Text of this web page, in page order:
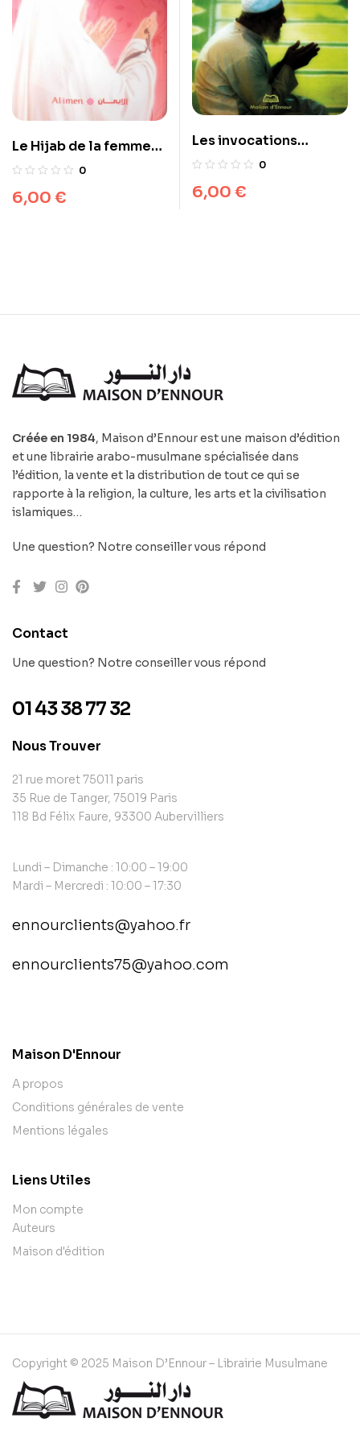
Le Hijab de la femme
musulmane – Nouvelle
et augmentée
0
6,00 €
Les invocations
exaucées 0
6,00 €
Créée en 1984, Maison d’Ennour est une maison d’édition
et une librairie arabo-musulmane spécialisée dans
l’édition, la vente et la distribution de tout ce qui se
rapporte à la religion, la culture, les arts et la civilisation
islamiques…
Une question? Notre conseiller vous répond
Contact
Une question? Notre conseiller vous répond
01 43 38 77 32
Nous Trouver
21 rue moret 75011 paris
35 Rue de Tanger, 75019 Paris
118 Bd Félix Faure, 93300 Aubervilliers
Lundi – Dimanche : 10:00 – 19:00
Mardi – Mercredi : 10:00 – 17:30
ennourclients@yahoo.fr
ennourclients75@yahoo.com
Maison D'Ennour
A propos
Conditions générales de vente
Mentions légales
Liens Utiles
Mon compte
Auteurs
Maison d'édition
Copyright © 2025 Maison D’Ennour – Librairie Musulmane